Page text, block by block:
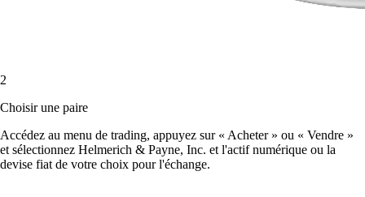
2
Choisir une paire
Accédez au menu de trading, appuyez sur « Acheter » ou « Vendre »
et sélectionnez Helmerich & Payne, Inc. et l'actif numérique ou la
devise fiat de votre choix pour l'échange.